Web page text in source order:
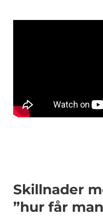
Skillnader
”hur får